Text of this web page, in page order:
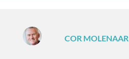
COR MOLENAAR